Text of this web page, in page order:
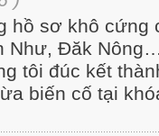
hồ sơ khô cứng
Như, Đăk
tôi đúc kết
biến cố tại